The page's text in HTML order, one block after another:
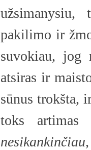
pakilimo ir
suvokiau, jog
atsiras ir
sūnus trokšta,
toks